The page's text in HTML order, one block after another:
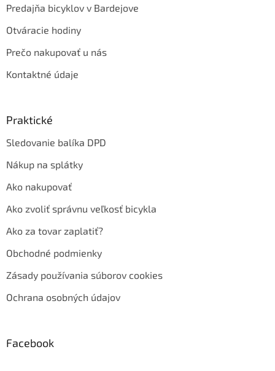
Predajňa bicyklov v Bardejove
Otváracie hodiny
Prečo nakupovať u nás
Kontaktné údaje
Praktické
Sledovanie balíka DPD
Nákup na splátky
Ako nakupovať
Ako zvoliť správnu veľkosť bicykla
Ako za tovar zaplatiť?
Obchodné podmienky
Zásady používania súborov cookies
Ochrana osobných údajov
Facebook